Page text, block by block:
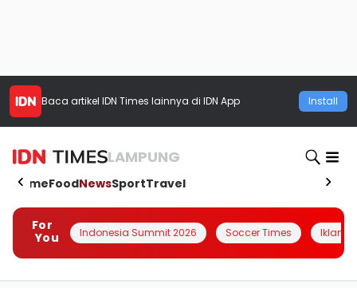
Baca artikel IDN Times lainnya di IDN App Install
LAMPUNG
HomeFoodNewsSportTravel
For
You
Indonesia Summit 2026 Soccer Times Iklanin